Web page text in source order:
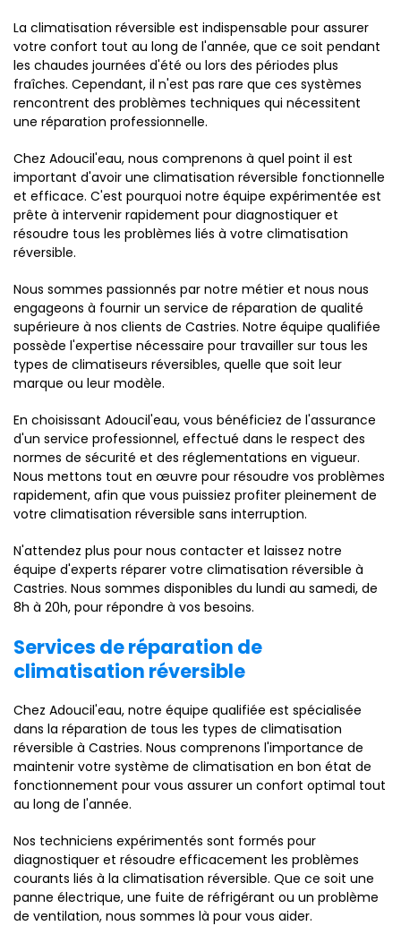
La climatisation réversible est indispensable pour assurer
votre confort tout au long de l'année, que ce soit pendant
les chaudes journées d'été ou lors des périodes plus
fraîches. Cependant, il n'est pas rare que ces systèmes
rencontrent des problèmes techniques qui nécessitent
une réparation professionnelle.
Chez Adoucil'eau, nous comprenons à quel point il est
important d'avoir une climatisation réversible fonctionnelle
et efficace. C'est pourquoi notre équipe expérimentée est
prête à intervenir rapidement pour diagnostiquer et
résoudre tous les problèmes liés à votre climatisation
réversible.
Nous sommes passionnés par notre métier et nous nous
engageons à fournir un service de réparation de qualité
supérieure à nos clients de Castries. Notre équipe qualifiée
possède l'expertise nécessaire pour travailler sur tous les
types de climatiseurs réversibles, quelle que soit leur
marque ou leur modèle.
En choisissant Adoucil'eau, vous bénéficiez de l'assurance
d'un service professionnel, effectué dans le respect des
normes de sécurité et des réglementations en vigueur.
Nous mettons tout en œuvre pour résoudre vos problèmes
rapidement, afin que vous puissiez profiter pleinement de
votre climatisation réversible sans interruption.
N'attendez plus pour nous contacter et laissez notre
équipe d'experts réparer votre climatisation réversible à
Castries. Nous sommes disponibles du lundi au samedi, de
8h à 20h, pour répondre à vos besoins.
Services de réparation de
climatisation réversible
Chez Adoucil'eau, notre équipe qualifiée est spécialisée
dans la réparation de tous les types de climatisation
réversible à Castries. Nous comprenons l'importance de
maintenir votre système de climatisation en bon état de
fonctionnement pour vous assurer un confort optimal tout
au long de l'année.
Nos techniciens expérimentés sont formés pour
diagnostiquer et résoudre efficacement les problèmes
courants liés à la climatisation réversible. Que ce soit une
panne électrique, une fuite de réfrigérant ou un problème
de ventilation, nous sommes là pour vous aider.